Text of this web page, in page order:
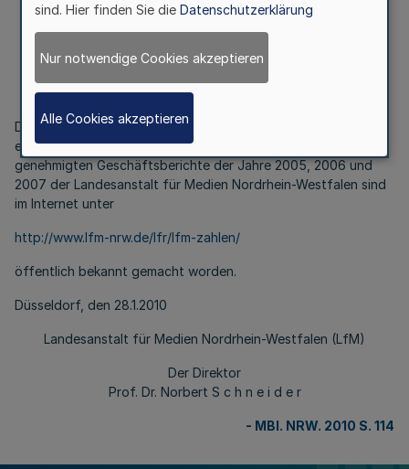
Jahresabschlüsse und Geschäftsberichte der Jahre
2005, 2006 und 2007
v. 2.11.2009
Die mit Beschluss der Medienkommission vom 24. April 2009
endgültig festgestellten Jahresabschlüsse sowie die
genehmigten Geschäftsberichte der Jahre 2005, 2006 und
2007 der Landesanstalt für Medien Nordrhein-Westfalen sind
im Internet unter
http://www.lfm-nrw.de/lfr/lfm-zahlen/
öffentlich bekannt gemacht worden.
Düsseldorf, den 28.1.2010
Landesanstalt für Medien Nordrhein-Westfalen (LfM)
Der Direktor
Prof. Dr. Norbert S c h n e i d e r
- MBl. NRW. 2010 S. 114
sind. Hier finden Sie die Datenschutzerklärung
Nur notwendige Cookies akzeptieren
Alle Cookies akzeptieren